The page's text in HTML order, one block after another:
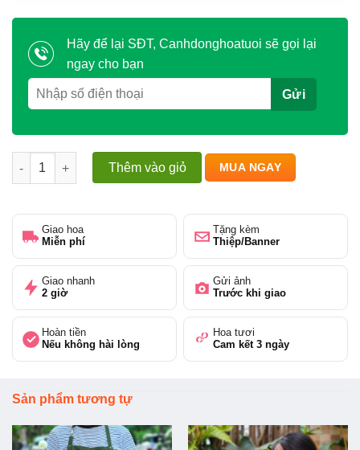
Hãy để lại SĐT, Canhdonghoatuoi sẽ gọi lại
ngay cho bạn
Tulip - Bắt Đầu Một Kỷ Nguyên Mới số lượng
Thêm vào giỏ MUA NGAY
Giao hoa
Miễn phí
Tặng kèm
Thiệp/Banner
Giao nhanh
2 giờ
Gửi ảnh
Trước khi giao
Hoàn tiền
Nếu không hài lòng
Hoa tươi
Cam kết 3 ngày
Sản phẩm tương tự